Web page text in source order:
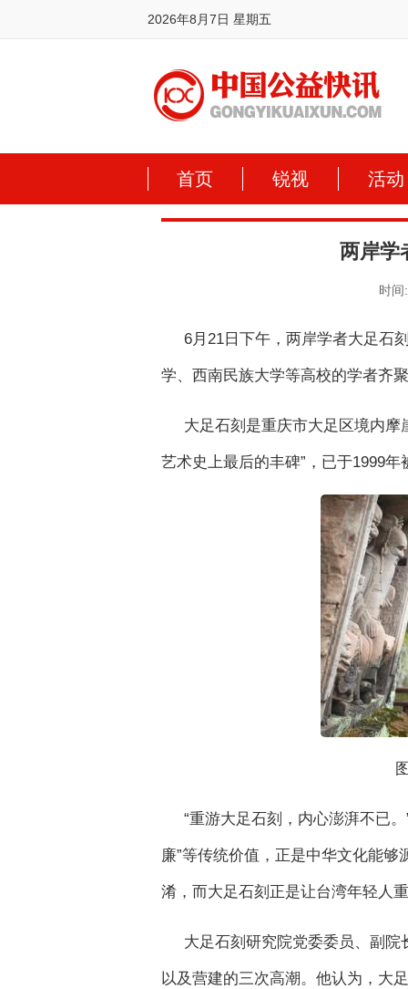
2026年8月7日 星期五
首页 锐视 活动
两岸学
时
6月21日下午，两岸学者大足石
学、西南民族大学等高校的学者齐
大足石刻是重庆市大足区境内
艺术史上最后的丰碑”，已于1999
“重游大足石刻，内心澎湃不已
廉”等传统价值，正是中华文化能
淆，而大足石刻正是让台湾年轻人
大足石刻研究院党委委员、副
以及营建的三次高潮。他认为，大